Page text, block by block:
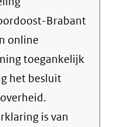
Brabant
online
toegankelijk
het besluit
.
is van